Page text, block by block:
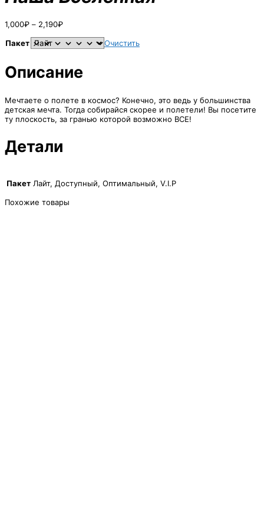
1,000₽ – 2,190₽Диапазон
1,000₽
–
Пакет Очистить
Описание
Мечтаете о полете в космос? Конечно, это ведь у большинства
детская мечта. Тогда собирайся скорее и полетели! Вы посетите
ту плоскость, за гранью которой возможно ВСЕ!
Детали
Пакет Лайт, Доступный, Оптимальный, V.I.P
Похожие товары